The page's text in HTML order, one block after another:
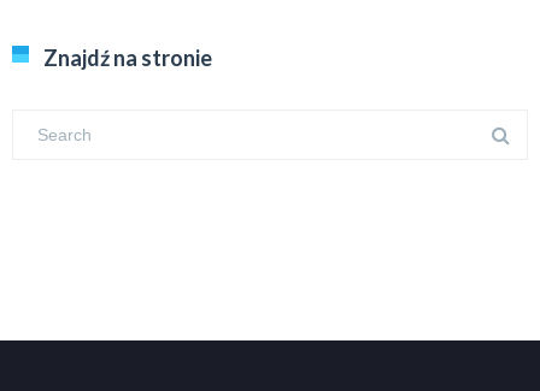
Znajdź na stronie